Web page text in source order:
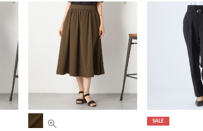
SALE